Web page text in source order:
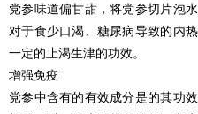
党参味道偏甘甜，将党参切片泡
对于食少口渴、糖尿病导致的内
一定的止渴生津的功效。
增强免疫
党参中含有的有效成分是的其功